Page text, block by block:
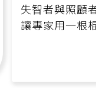
失智者與照顧者
讓專家用一根棍